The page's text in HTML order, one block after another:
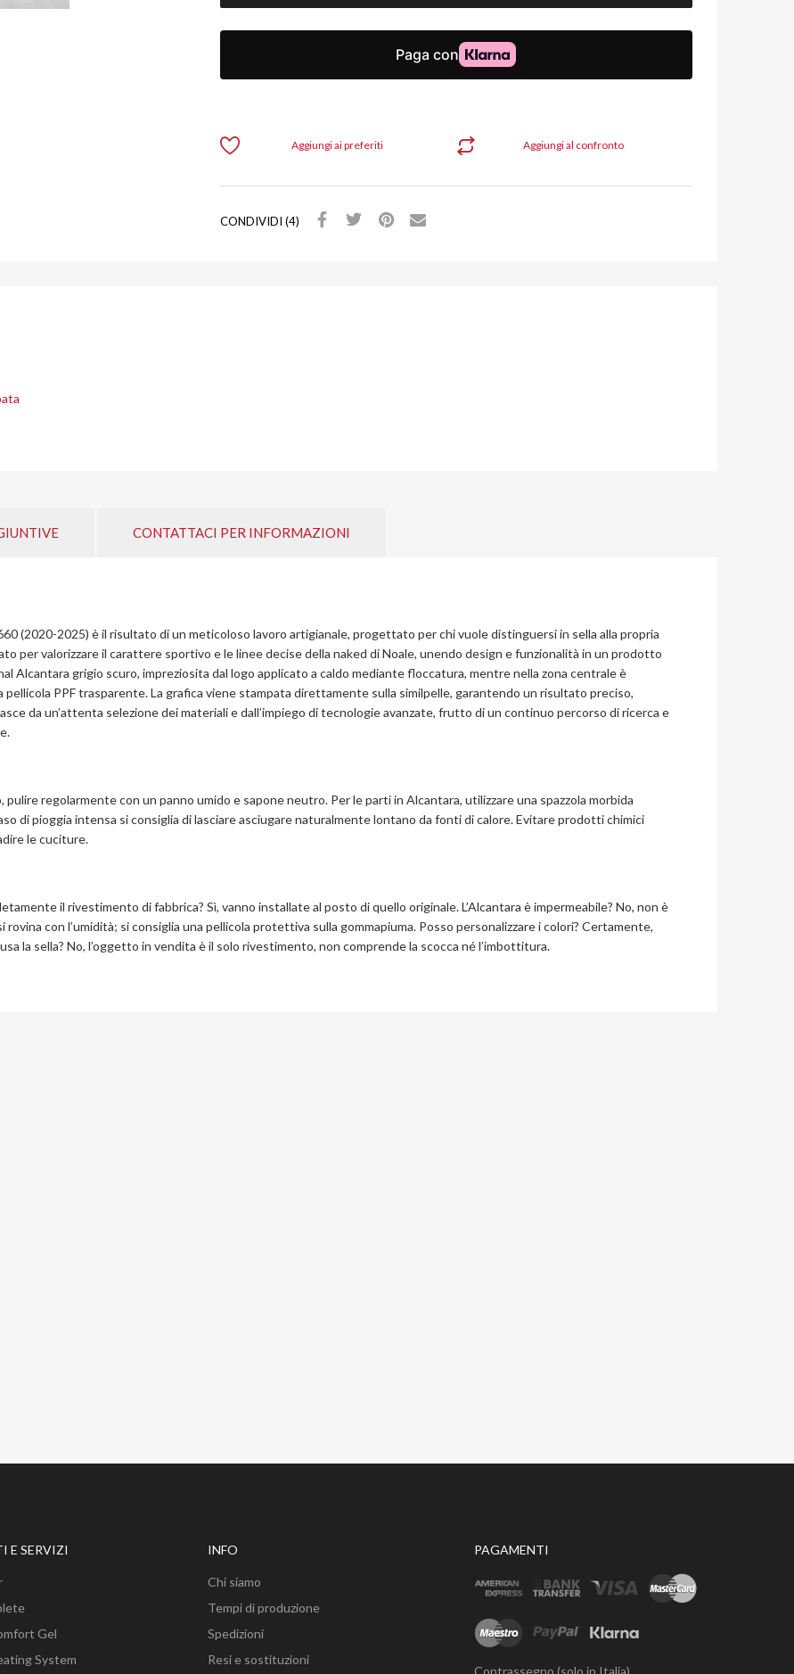
Aggiungi al confronto
Aggiungi ai preferiti
CONDIVIDI (4)
CONTATTACI PER INFORMAZIONI
(2020-2025) è il risultato di un meticoloso lavoro artigianale, progettato per chi vuole distinguersi in sella alla propria
per valorizzare il carattere sportivo e le linee decise della naked di Noale, unendo design e funzionalità in un prodotto
Alcantara grigio scuro, impreziosita dal logo applicato a caldo mediante floccatura, mentre nella zona centrale è
PPF trasparente. La grafica viene stampata direttamente sulla similpelle, garantendo un risultato preciso,
da un’attenta selezione dei materiali e dall’impiego di tecnologie avanzate, frutto di un continuo percorso di ricerca e
regolarmente con un panno umido e sapone neutro. Per le parti in Alcantara, utilizzare una spazzola morbida
di pioggia intensa si consiglia di lasciare asciugare naturalmente lontano da fonti di calore. Evitare prodotti chimici
le cuciture.
il rivestimento di fabbrica? Sì, vanno installate al posto di quello originale. L’Alcantara è impermeabile? No, non è
con l’umidità; si consiglia una pellicola protettiva sulla gommapiuma. Posso personalizzare i colori? Certamente,
la sella? No, l’oggetto in vendita è il solo rivestimento, non comprende la scocca né l’imbottitura.
E SERVIZI
Gel
System
INFO
Chi siamo
Tempi di produzione
Spedizioni
Resi e sostituzioni
PAGAMENTI